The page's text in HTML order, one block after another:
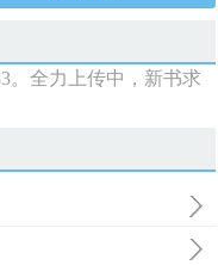
。全力上传中，新书求